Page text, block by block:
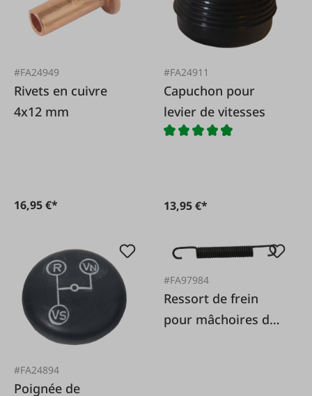
#FA24949
Rivets en cuivre
4x12 mm
16,95 €*
#FA24911
Capuchon pour
levier de vitesses
13,95 €*
#FA24894
Poignée de
#FA97984
Ressort de frein
pour mâchoires de